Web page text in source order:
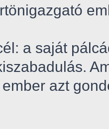
a saját
ember azt